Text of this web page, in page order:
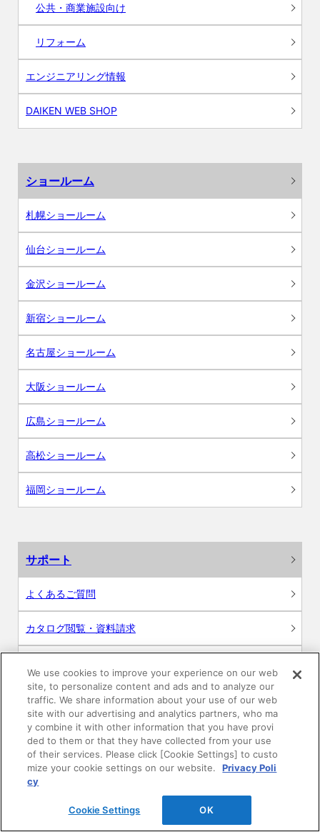
公共・商業施設向け
リフォーム
エンジニアリング情報
DAIKEN WEB SHOP
ショールーム
札幌ショールーム
仙台ショールーム
金沢ショールーム
新宿ショールーム
名古屋ショールーム
大阪ショールーム
広島ショールーム
高松ショールーム
福岡ショールーム
サポート
よくあるご質問
カタログ閲覧・資料請求
WEB見積・各種シミュレーション
交換用部品の購入
修理・点検
We use cookies to improve your experience on our web
site, to personalize content and ads and to analyze our
traffic. We share information about your use of our web
site with our advertising and analytics partners, who ma
y combine it with other information that you have provi
ded to them or that they have collected from your use
of their services. Please click [Cookie Settings] to custo
mize your cookie settings on our website.
Privacy Poli
cy
Cookie Settings OK